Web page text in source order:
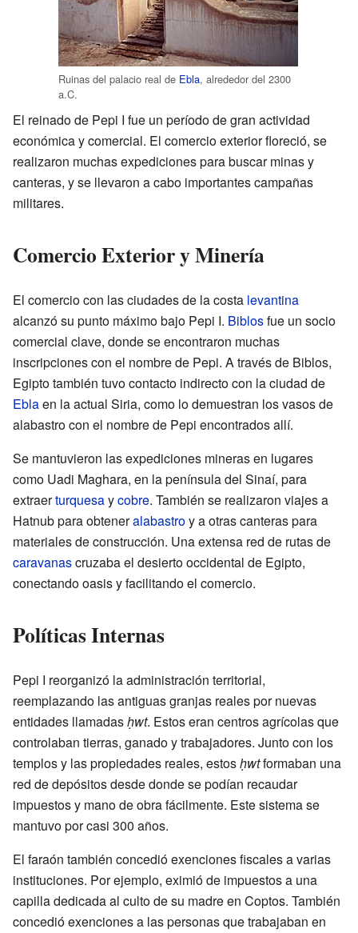
Ruinas del palacio real de Ebla, alrededor del 2300
a.C.
El reinado de Pepi I fue un período de gran actividad
económica y comercial. El comercio exterior floreció, se
realizaron muchas expediciones para buscar minas y
canteras, y se llevaron a cabo importantes campañas
militares.
Comercio Exterior y Minería
El comercio con las ciudades de la costa levantina
alcanzó su punto máximo bajo Pepi I. Biblosfue un socio
comercial clave, donde se encontraron muchas
inscripciones con el nombre de Pepi. A través de Biblos,
Egipto también tuvo contacto indirecto con la ciudad de
Eblaen la actual Siria, como lo demuestran los vasos de
alabastro con el nombre de Pepi encontrados allí.
Se mantuvieron las expediciones mineras en lugares
como Uadi Maghara, en la península del Sinaí, para
extraerturquesaycobre. También se realizaron viajes a
Hatnub para obteneralabastroy a otras canteras para
materiales de construcción. Una extensa red de rutas de
caravanascruzaba el desierto occidental de Egipto,
conectando oasis y facilitando el comercio.
Políticas Internas
Pepi I reorganizó la administración territorial,
reemplazando las antiguas granjas reales por nuevas
entidades llamadasḥwt. Estos eran centros agrícolas que
controlaban tierras, ganado y trabajadores. Junto con los
templos y las propiedades reales, estosḥwtformaban una
red de depósitos desde donde se podían recaudar
impuestos y mano de obra fácilmente. Este sistema se
mantuvo por casi 300 años.
El faraón también concedió exenciones fiscales a varias
instituciones. Por ejemplo, eximió de impuestos a una
capilla dedicada al culto de su madre en Coptos. También
concedió exenciones a las personas que trabajaban en